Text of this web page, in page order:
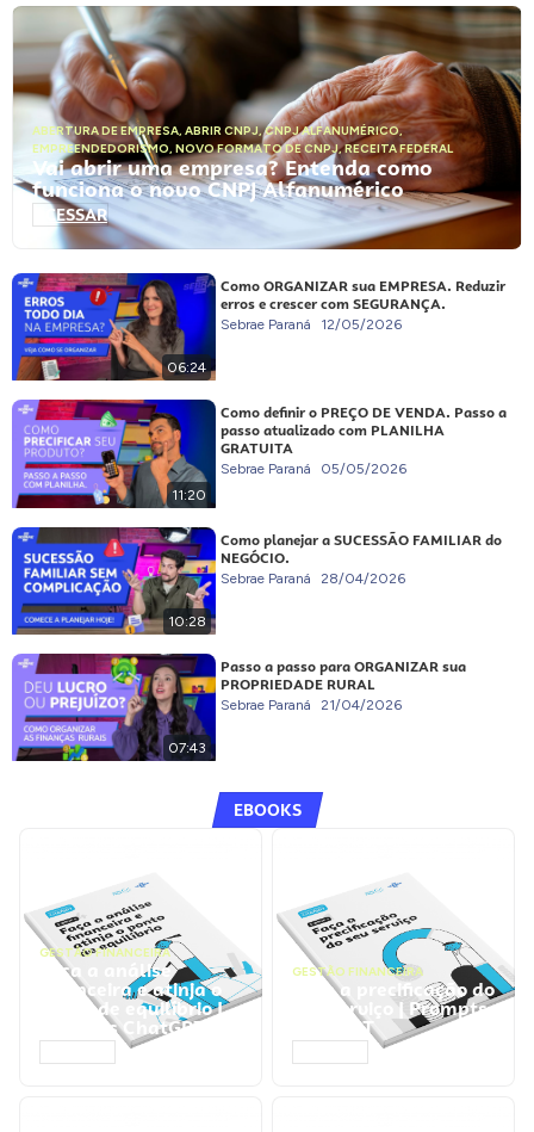
ABERTURA DE EMPRESA, ABRIR CNPJ,CNPJ ALFANUMÉRICO,
EMPREENDEDORISMO, NOVO FORMATO DE CNPJ,RECEITA FEDERAL
Vai abrir uma empresa? Entenda como
funciona o novo CNPJ Alfanumérico
ACESSAR
06:24
Como ORGANIZAR sua EMPRESA. Reduzir
erros e crescer com SEGURANÇA.
Sebrae Paraná 12/05/2026
11:20
Como definir o PREÇO DE VENDA. Passo a
passo atualizado com PLANILHA
GRATUITA
Sebrae Paraná 05/05/2026
10:28
Como planejar a SUCESSÃO FAMILIAR do
NEGÓCIO.
Sebrae Paraná 28/04/2026
07:43
Passo a passo para ORGANIZAR sua
PROPRIEDADE RURAL
Sebrae Paraná 21/04/2026
EBOOKS
GESTÃO FINANCEIRA
Faça a análise
financeira e atinja o
ponto de equilíbrio |
Prompts ChatGPT
GESTÃO FINANCEIRA
Faça a precificação do
seu serviço | Prompts
ChatGPT